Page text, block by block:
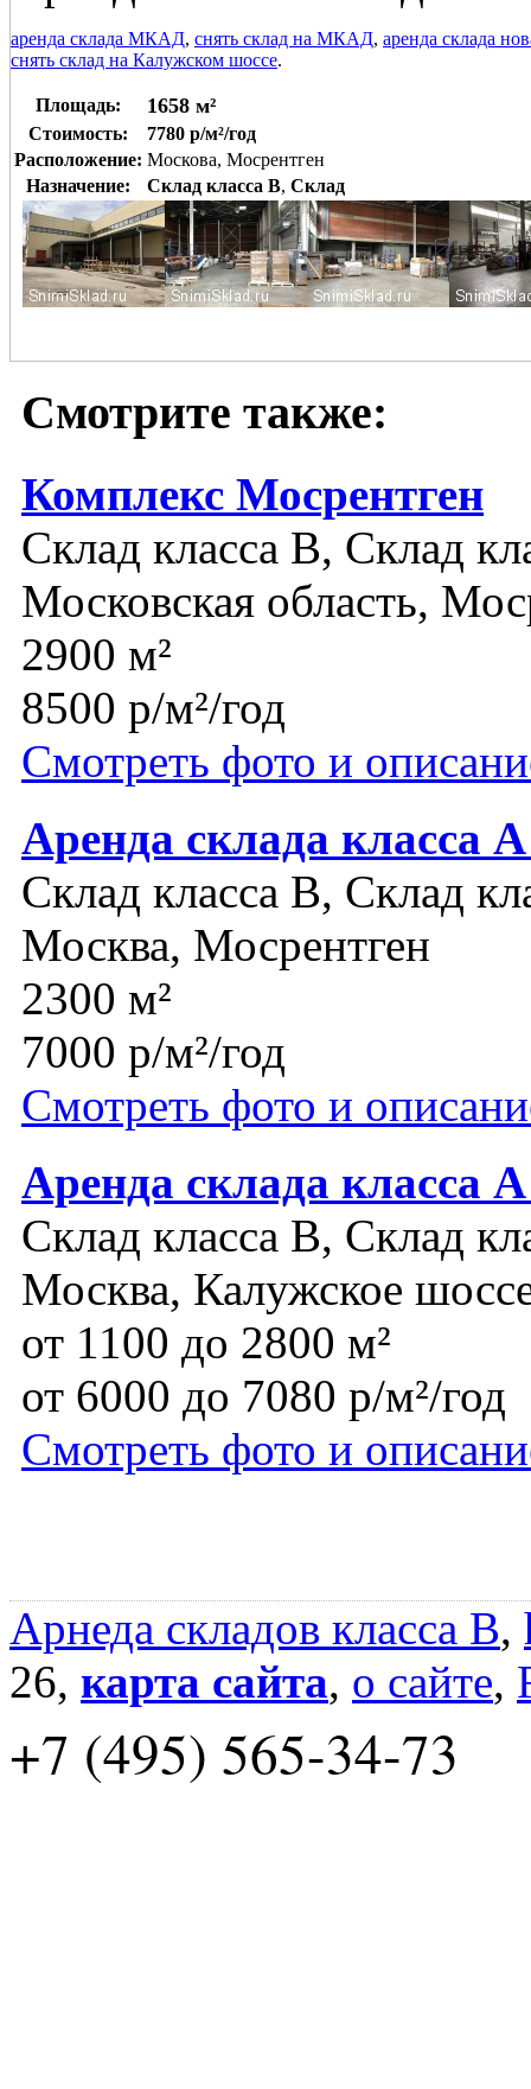
аренда склада МКАД, снять склад на МКАД, аренда склада
снять склад на Калужском шоссе.
Площадь: 1658 м²
Стоимость:
7780 р/м²/год
Расположение: Москова, Мосрентген
Назначение:
Склад класса B, Склад
Смотрите также:
Комплекс Мосрентген
Склад класса B, Склад
Московская область,
2900 м²
8500 р/м²/год
Смотреть фото и
Аренда склада класса
Склад класса B, Склад
Москва, Мосрентген
2300 м²
7000 р/м²/год
Смотреть фото и
Аренда склада класса
Склад класса B, Склад
Москва, Калужское
от 1100 до 2800 м²
от 6000 до 7080 р/м²/год
Смотреть фото и
Арнеда складов класса B,
26, карта сайта, о сайте,
+7 (495) 565-34-73